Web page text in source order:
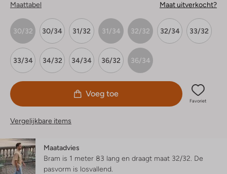
Maattabel Maat uitverkocht?
30/32 30/34 31/32 31/34 32/32 32/34 33/32
33/34 34/32 34/34 36/32 36/34
Voeg toe
Favoriet
Vergelijkbare items
Maatadvies
Bram is 1 meter 83 lang en draagt maat 32/32. De
pasvorm is losvallend